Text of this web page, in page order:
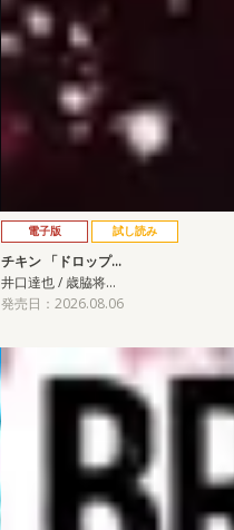
電子版 試し読み
チキン 「ドロップ…
井口達也 / 歳脇将…
発売日：2026.08.06